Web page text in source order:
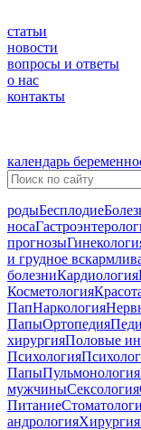
статьи
новости
вопросы и ответы
о нас
контакты
календарь
родыБесплодие
носа
прогнозы
и грудное
болезниКардиология
Косметология
ПапНаркология
ПапыОртопедия
хирургияПоловые
Психология
ПапыПульмонология
мужчиныСексология
Питание
андрологияХирургия